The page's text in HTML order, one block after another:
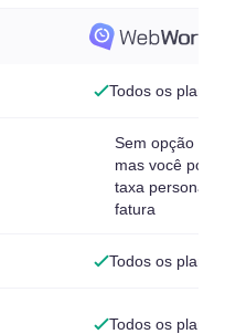
Todos os planos
Sem opção de
mas você
taxa
fatura
Todos os planos
Todos os planos